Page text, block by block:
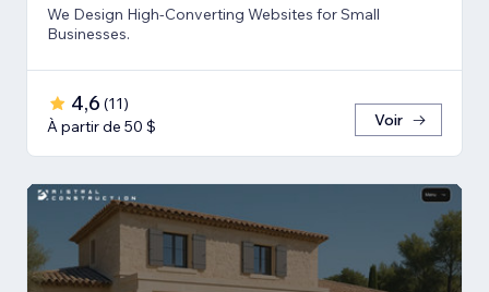
We Design High-Converting Websites for Small
Businesses.
4,6 (11)
À partir de 50 $
Voir